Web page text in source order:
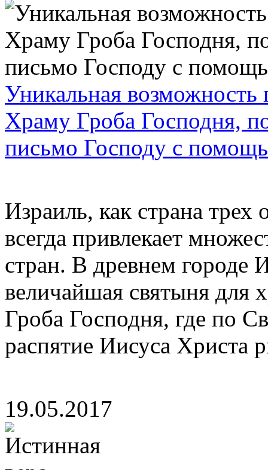
Уникальная возможность
Храму Гроба Господня,
письмо Господу с
Израиль, как страна
всегда привлекает
стран. В древнем городе
величайшая святыня для
Гроба Господня, где по
распятие Иисуса Христа
19.05.2017